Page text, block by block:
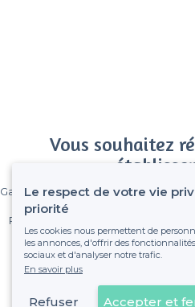
Vous souhaitez
Gagnez de nombreux clients parmi
Pas de commissions et sans
fixe sans risque de voir
Référencer mon
Le respect de votre vie
priorité
Les cookies nous permettent de
les annonces, d'offrir des
sociaux et d'analyser notre trafic.
En savoir plus
Refuser Accepter et